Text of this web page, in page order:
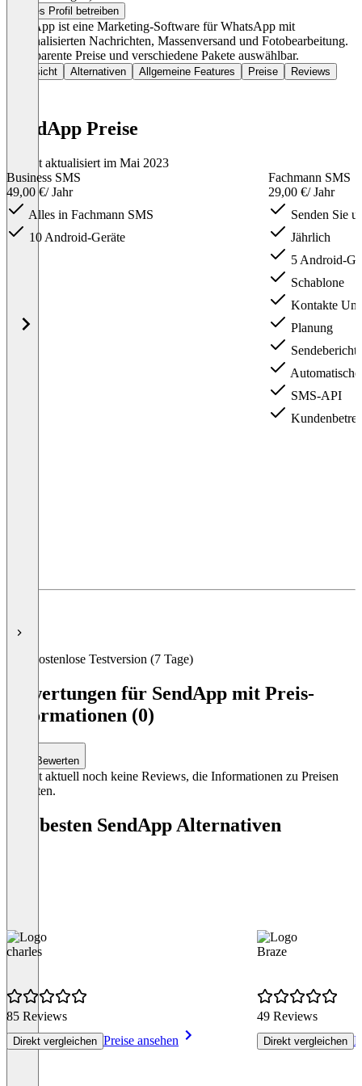
Dieses Profil betreiben
SendApp ist eine Marketing-Software für WhatsApp mit
personalisierten Nachrichten, Massenversand und Fotobearbeitung.
Transparente Preise und verschiedene Pakete auswählbar.
Übersicht Alternativen Allgemeine Features Preise Reviews
SendApp Preise
Zuletzt aktualisiert im Mai 2023
Business SMS
49,00 €/ Jahr
Alles in Fachmann SMS
10 Android-Geräte
Fachmann SMS
29,00 €/ Jahr
Senden Sie
Jährlich
5 Android-
Schablone
Kontakte
Planung
Sendebericht
SMS-API
Kostenlose Testversion (7 Tage)
Bewertungen für SendApp mit Preis-
Informationen (0)
Bewerten
Es gibt aktuell noch keine Reviews, die Informationen zu Preisen
enthalten.
Die besten SendApp Alternativen
charles
85 Reviews
Direkt vergleichen Preise ansehen
Braze
49 Reviews
Direkt vergleichen